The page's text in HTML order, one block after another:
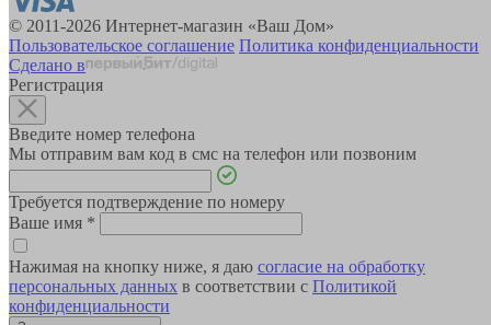
© 2011-2026 Интернет-магазин «Ваш Дом»
Пользовательское соглашение Политика конфиденциальности
Сделано в
Регистрация
Введите номер телефона
Мы отправим вам код в смс на телефон или позвоним
Требуется подтверждение по номеру
Ваше имя *
Нажимая на кнопку ниже, я даю согласие на обработку
персональных данных в соответствии с Политикой
конфиденциальности